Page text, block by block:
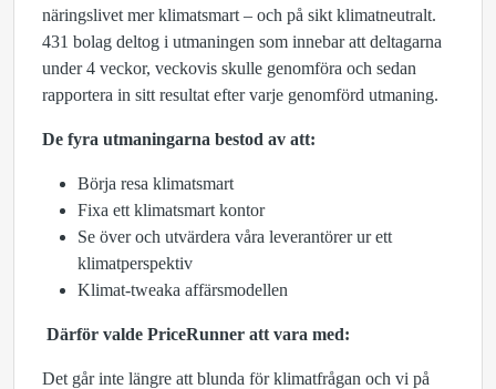
näringslivet mer klimatsmart – och på sikt klimatneutralt.
431 bolag deltog i utmaningen som innebar att deltagarna
under 4 veckor, veckovis skulle genomföra och sedan
rapportera in sitt resultat efter varje genomförd utmaning.
De fyra utmaningarna bestod av att:
Börja resa klimatsmart
Fixa ett klimatsmart kontor
Se över och utvärdera våra leverantörer ur ett
klimatperspektiv
Klimat-tweaka affärsmodellen
Därför valde PriceRunner att vara med:
Det går inte längre att blunda för klimatfrågan och vi på